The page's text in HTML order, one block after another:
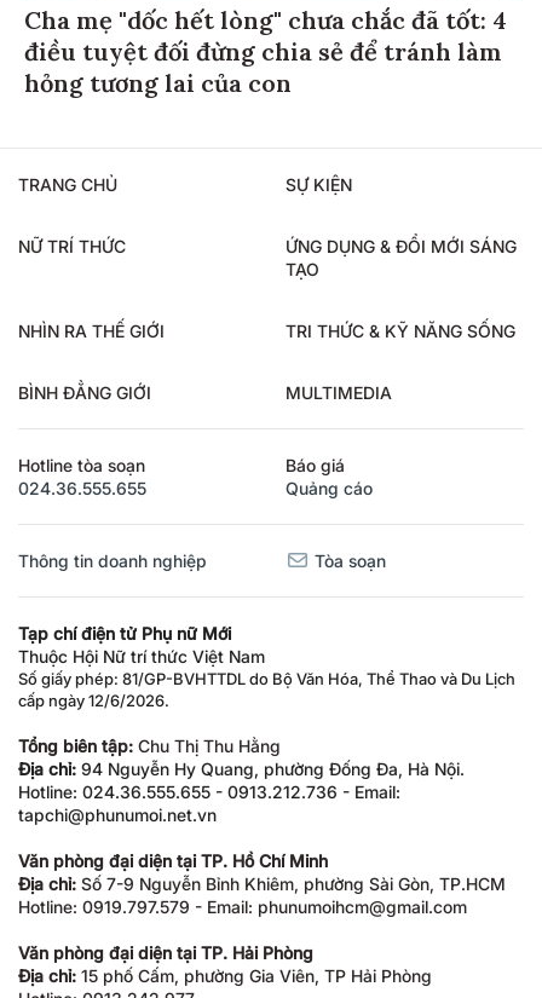
Cha mẹ "dốc hết lòng" chưa chắc đã tốt: 4
điều tuyệt đối đừng chia sẻ để tránh làm
hỏng tương lai của con
TRANG CHỦ SỰ KIỆN
NỮ TRÍ THỨC
ỨNG DỤNG & ĐỔI MỚI SÁNG
TẠO
NHÌN RA THẾ GIỚI TRI THỨC & KỸ NĂNG SỐNG
BÌNH ĐẲNG GIỚI MULTIMEDIA
Hotline tòa soạn
024.36.555.655
Báo giá
Quảng cáo
Thông tin doanh nghiệp Tòa soạn
Tạp chí điện tử Phụ nữ Mới
Thuộc Hội Nữ trí thức Việt Nam
Số giấy phép: 81/GP-BVHTTDL do Bộ Văn Hóa, Thể Thao và Du Lịch
cấp ngày 12/6/2026.
Tổng biên tập: Chu Thị Thu Hằng
Địa chỉ: 94 Nguyễn Hy Quang, phường Đống Đa, Hà Nội.
Hotline: 024.36.555.655 - 0913.212.736 - Email:
tapchi@phunumoi.net.vn
Văn phòng đại diện tại TP. Hồ Chí Minh
Địa chỉ: Số 7-9 Nguyễn Bỉnh Khiêm, phường Sài Gòn, TP.HCM
Hotline: 0919.797.579 - Email: phunumoihcm@gmail.com
Văn phòng đại diện tại TP. Hải Phòng
Địa chỉ: 15 phố Cấm, phường Gia Viên, TP Hải Phòng